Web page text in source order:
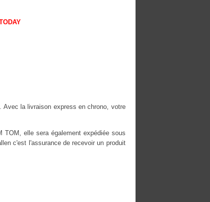
la livraison express en chrono, votre
elle sera également expédiée sous
c'est l'assurance de recevoir un produit